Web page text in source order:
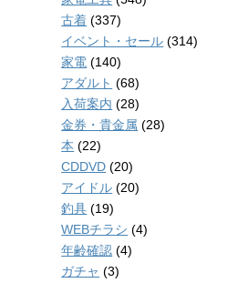
古着 (337)
イベント・セール (314)
家電 (140)
アダルト (68)
入荷案内 (28)
金券・貴金属 (28)
本 (22)
CDDVD (20)
アイドル (20)
釣具 (19)
WEBチラシ (4)
年齢確認 (4)
ガチャ (3)